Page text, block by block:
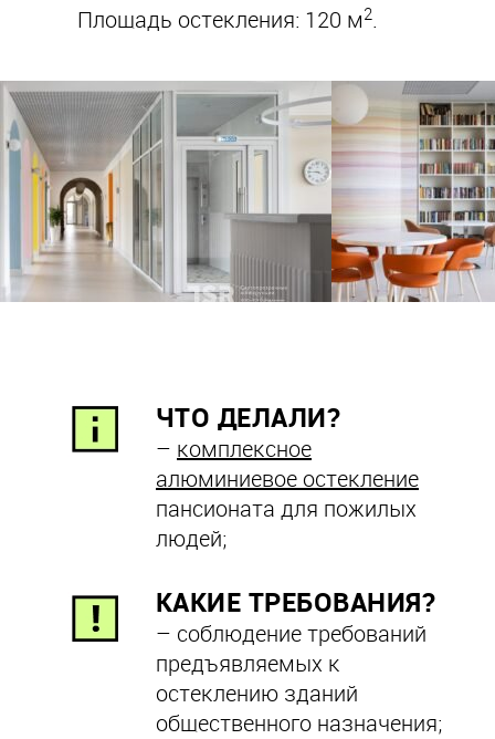
Площадь остекления: 120 м2.
ЧТО ДЕЛАЛИ?
– комплексное
алюминиевое остекление
пансионата для пожилых
людей;
КАКИЕ ТРЕБОВАНИЯ?
– соблюдение требований
предъявляемых к
остеклению зданий
общественного назначения;